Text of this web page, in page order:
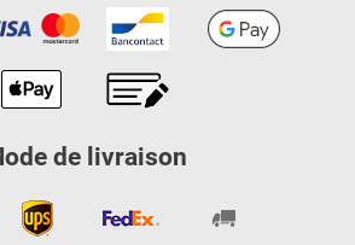
de livraison